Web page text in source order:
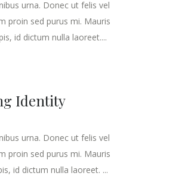
urna. Donec ut felis vel
proin sed purus mi. Mauris
id dictum nulla laoreet....
Identity
urna. Donec ut felis vel
proin sed purus mi. Mauris
id dictum nulla laoreet. ...